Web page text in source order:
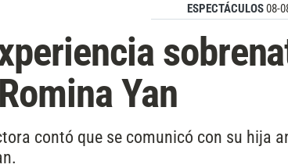
ESPECTÁCULOS08-
Yan
contó que se comunicó con su hija